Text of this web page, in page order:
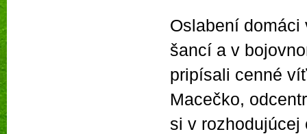
Oslabení domáci
šancí a v
pripísali cenné
Macečko,
si v